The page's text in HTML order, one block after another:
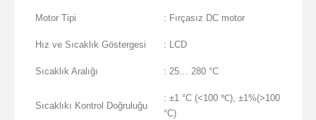
Motor Tipi : Fırçasız DC motor
Hız ve Sıcaklık Göstergesi : LCD
Sıcaklık Aralığı : 25… 280 °C
Sıcaklıkı Kontrol Doğruluğu
: ±1 °C (<100 ℃), ±1%(>100
°C)